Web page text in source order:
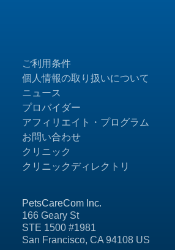
PetsCareCom Inc.
166 Geary St
STE 1500 #1981
San Francisco, CA 94108 US
ご利用条件
個人情報の取り扱いについて
ニュース
プロバイダー
アフィリエイト・プログラム
お問い合わせ
クリニック
クリニックディレクトリ